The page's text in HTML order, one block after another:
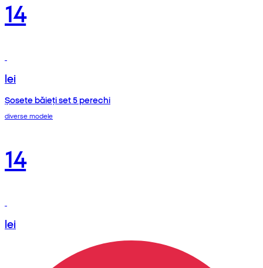
14
lei
Șosete băieți set 5 perechi
diverse modele
14
lei